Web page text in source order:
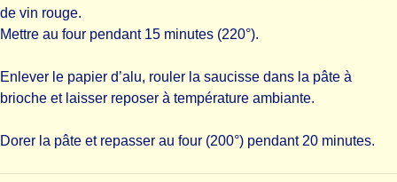
de vin rouge.
Mettre au four pendant 15 minutes (220°).
Enlever le papier d’alu, rouler la saucisse dans la pâte à
brioche et laisser reposer à température ambiante.
Dorer la pâte et repasser au four (200°) pendant 20 minutes.